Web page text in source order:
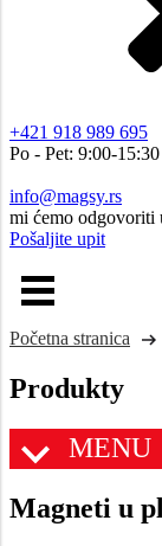
+421 918 989 695
Po - Pet: 9:00-15:30
info@magsy.rs
mi ćemo odgovoriti
Pošaljite upit
Početna stranica
Produkty
MENU
Magneti u